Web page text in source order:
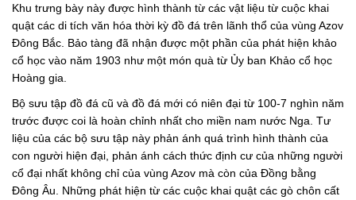
Khu trưng bày này được hình thành từ các vật liệu từ cuộc khai
quật các di tích văn hóa thời kỳ đồ đá trên lãnh thổ của vùng Azov
Đông Bắc. Bảo tàng đã nhận được một phần của phát hiện khảo
cổ học vào năm 1903 như một món quà từ Ủy ban Khảo cổ học
Hoàng gia.
Bộ sưu tập đồ đá cũ và đồ đá mới có niên đại từ 100-7 nghìn năm
trước được coi là hoàn chỉnh nhất cho miền nam nước Nga. Tư
liệu của các bộ sưu tập này phản ánh quá trình hình thành của
con người hiện đại, phản ánh cách thức định cư của những người
cổ đại nhất không chỉ của vùng Azov mà còn của Đồng bằng
Đông Âu. Những phát hiện từ các cuộc khai quật các gò chôn cất